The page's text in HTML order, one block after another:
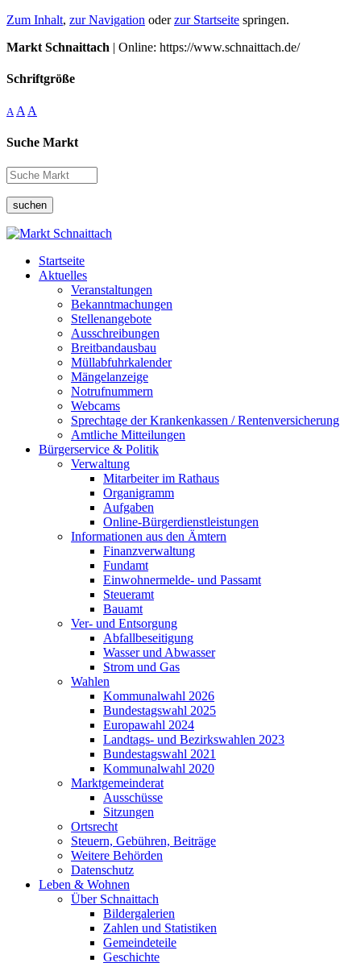
Zum Inhalt, zur Navigation oderzur Startseite springen.
Markt Schnaittach | Online: https://www.schnaittach.de/
Schriftgröße
A A A
Suche Markt
suchen
Startseite
Aktuelles
Veranstaltungen
Bekanntmachungen
Stellenangebote
Ausschreibungen
Breitbandausbau
Müllabfuhrkalender
Mängelanzeige
Notrufnummern
Webcams
Sprechtage der Krankenkassen / Rentenversicherung
Amtliche Mitteilungen
Bürgerservice & Politik
Verwaltung
Mitarbeiter im Rathaus
Organigramm
Aufgaben
Online-Bürgerdienstleistungen
Informationen aus den Ämtern
Finanzverwaltung
Fundamt
Einwohnermelde- und Passamt
Steueramt
Bauamt
Ver- und Entsorgung
Abfallbeseitigung
Wasser und Abwasser
Strom und Gas
Wahlen
Kommunalwahl 2026
Bundestagswahl 2025
Europawahl 2024
Landtags- und Bezirkswahlen 2023
Bundestagswahl 2021
Kommunalwahl 2020
Marktgemeinderat
Ausschüsse
Sitzungen
Ortsrecht
Steuern, Gebühren, Beiträge
Weitere Behörden
Datenschutz
Leben & Wohnen
Über Schnaittach
Bildergalerien
Zahlen und Statistiken
Gemeindeteile
Geschichte